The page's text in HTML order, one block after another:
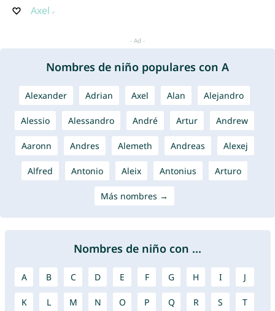
Axel
Nombres de niño populares con A
Alexander Adrian Axel Alan Alejandro
Alessio Alessandro André Artur Andrew
Aaronn Andres Alemeth Andreas Alexej
Alfred Antonio Aleix Antonius Arturo
Más nombres →
Nombres de niño con ...
A B C D E F G H I J
K L M N O P Q R S T